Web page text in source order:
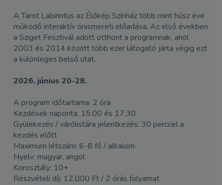
A Tarot Labirintus az Élőkép Színház több mint húsz éve
működő interaktív önismereti előadása. Az első években
a Sziget Fesztivál adott otthont a programnak, ahol
2003 és 2014 között több ezer látogató járta végig ezt
a különleges belső utat.
2026. június 20-28.
A program időtartama: 2 óra
Kezdések naponta: 15:00 és 17:30
Gyülekezés / várólistára jelentkezés: 30 perccel a
kezdés előtt
Maximum létszám: 6-8 fő / alkalom
Nyelv: magyar, angol
Korosztály: 10+
Részvételi díj: 12.000 Ft / 2 órás folyamat